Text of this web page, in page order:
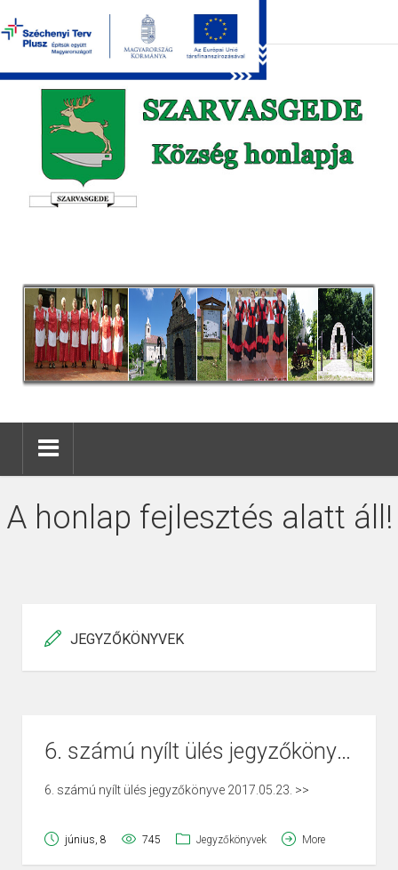
A honlap fejlesztés alatt áll!
JEGYZŐKÖNYVEK
6. számú nyílt ülés jegyzőkönyve 2017.05.23.
6. számú nyílt ülés jegyzőkönyve 2017.05.23. >>
június, 8 745 Jegyzőkönyvek More